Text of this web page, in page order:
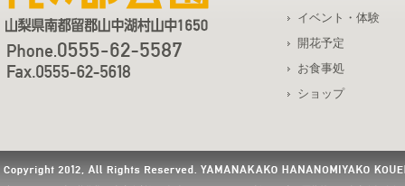
イベント・体験
開花予定
お食事処
ショップ